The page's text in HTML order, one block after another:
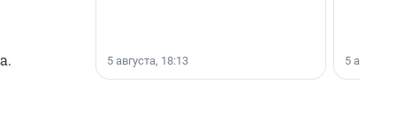
5 августа, 18:13 5